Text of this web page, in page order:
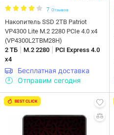
7 Отзывов
Накопитель SSD 2TB Patriot
VP4300 Lite M.2 2280 PCIe 4.0 x4
(VP4300L2TBM28H)
2 ТБ
M.2 2280
PCI Express 4.0
x4
Бесплатная доставка
Отправим сегодня
BEST CLICK